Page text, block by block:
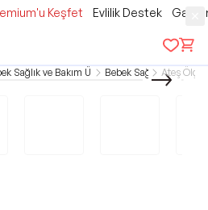
Keşfet Evlilik Destek
Sağlık ve Bakım ÜrünleriBebek Sağlık Ateş Ölçer